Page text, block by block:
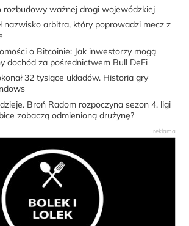
rozbudowy ważnej drogi wojewódzkiej
nazwisko arbitra, który poprowadzi mecz z
o Bitcoinie: Jak inwestorzy mogą
dochód za pośrednictwem Bull DeFi
32 tysiące układów. Historia gry
Broń Radom rozpoczyna sezon 4. ligi
zobaczą odmienioną drużynę?